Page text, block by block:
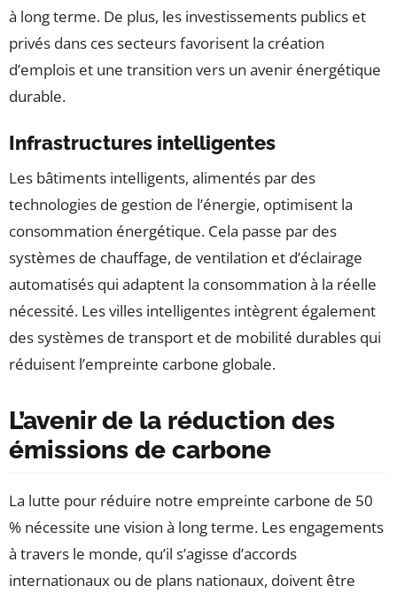
à long terme. De plus, les investissements publics et
privés dans ces secteurs favorisent la création
d’emplois et une transition vers un avenir énergétique
durable.
Infrastructures intelligentes
Les bâtiments intelligents, alimentés par des
technologies de gestion de l’énergie, optimisent la
consommation énergétique. Cela passe par des
systèmes de chauffage, de ventilation et d’éclairage
automatisés qui adaptent la consommation à la réelle
nécessité. Les villes intelligentes intègrent également
des systèmes de transport et de mobilité durables qui
réduisent l’empreinte carbone globale.
L’avenir de la réduction des
émissions de carbone
La lutte pour réduire notre empreinte carbone de 50
% nécessite une vision à long terme. Les engagements
à travers le monde, qu’il s’agisse d’accords
internationaux ou de plans nationaux, doivent être